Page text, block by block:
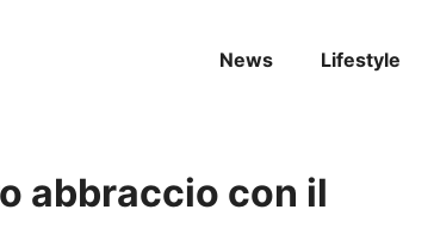
News Lifestyle
abbraccio con il